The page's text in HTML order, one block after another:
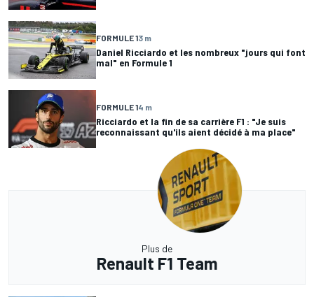
FORMULE 13 m
Daniel Ricciardo et les nombreux "jours qui font
mal" en Formule 1
FORMULE 14 m
Ricciardo et la fin de sa carrière F1 : "Je suis
reconnaissant qu'ils aient décidé à ma place"
Plus de
Renault F1 Team